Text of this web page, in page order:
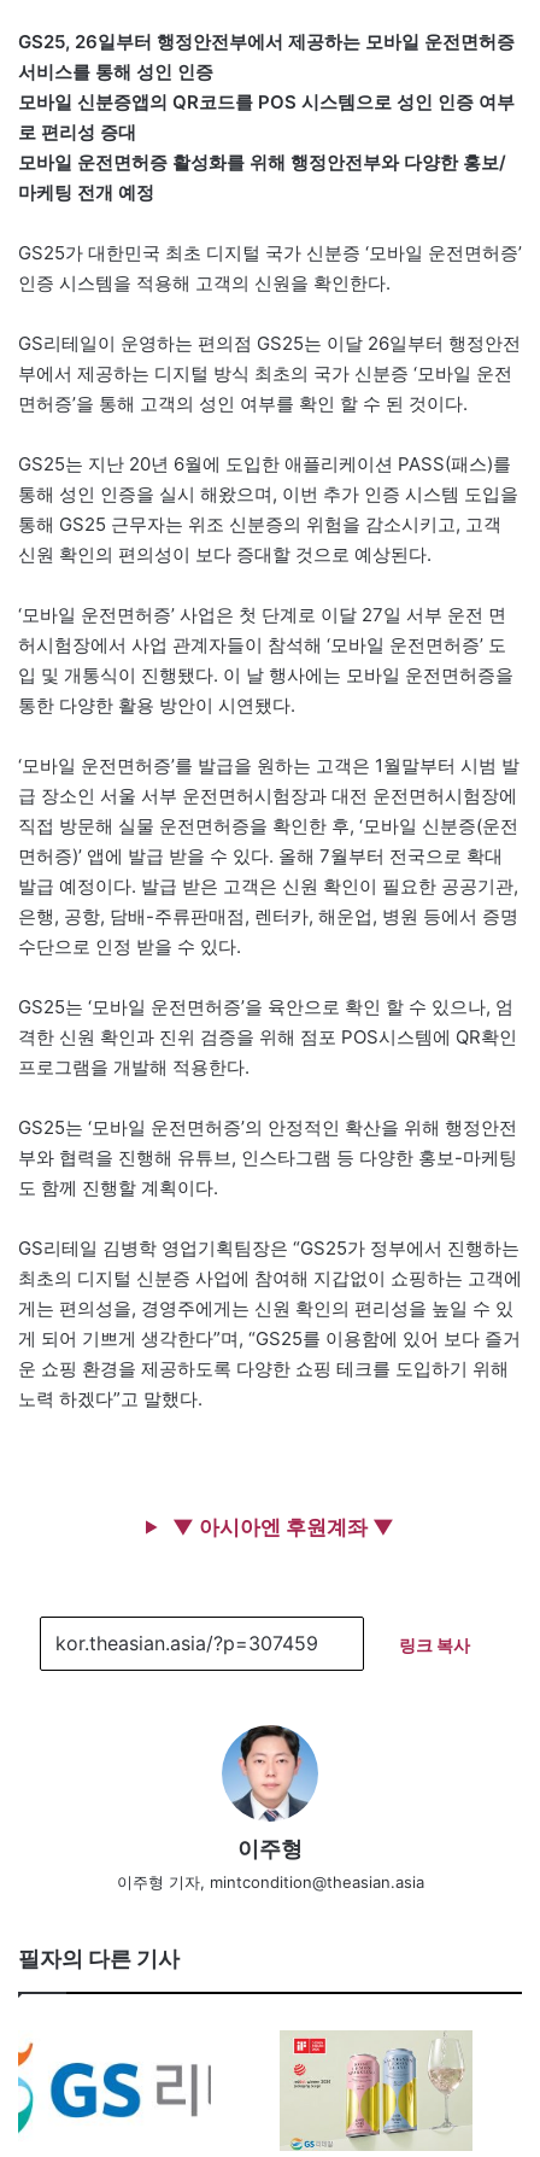
GS25, 26일부터 행정안전부에서 제공하는 모바일 운전면허증
서비스를 통해 성인 인증
모바일 신분증앱의 QR코드를 POS 시스템으로 성인 인증 여부
로 편리성 증대
모바일 운전면허증 활성화를 위해 행정안전부와 다양한 홍보/
마케팅 전개 예정
GS25가 대한민국 최초 디지털 국가 신분증 ‘모바일 운전면허증’
인증 시스템을 적용해 고객의 신원을 확인한다.
GS리테일이 운영하는 편의점 GS25는 이달 26일부터 행정안전
부에서 제공하는 디지털 방식 최초의 국가 신분증 ‘모바일 운전
면허증’을 통해 고객의 성인 여부를 확인 할 수 된 것이다.
GS25는 지난 20년 6월에 도입한 애플리케이션 PASS(패스)를
통해 성인 인증을 실시 해왔으며, 이번 추가 인증 시스템 도입을
통해 GS25 근무자는 위조 신분증의 위험을 감소시키고, 고객
신원 확인의 편의성이 보다 증대할 것으로 예상된다.
‘모바일 운전면허증’ 사업은 첫 단계로 이달 27일 서부 운전 면
허시험장에서 사업 관계자들이 참석해 ‘모바일 운전면허증’ 도
입 및 개통식이 진행됐다. 이 날 행사에는 모바일 운전면허증을
통한 다양한 활용 방안이 시연됐다.
‘모바일 운전면허증’를 발급을 원하는 고객은 1월말부터 시범 발
급 장소인 서울 서부 운전면허시험장과 대전 운전면허시험장에
직접 방문해 실물 운전면허증을 확인한 후, ‘모바일 신분증(운전
면허증)’ 앱에 발급 받을 수 있다. 올해 7월부터 전국으로 확대
발급 예정이다. 발급 받은 고객은 신원 확인이 필요한 공공기관,
은행, 공항, 담배-주류판매점, 렌터카, 해운업, 병원 등에서 증명
수단으로 인정 받을 수 있다.
GS25는 ‘모바일 운전면허증’을 육안으로 확인 할 수 있으나, 엄
격한 신원 확인과 진위 검증을 위해 점포 POS시스템에 QR확인
프로그램을 개발해 적용한다.
GS25는 ‘모바일 운전면허증’의 안정적인 확산을 위해 행정안전
부와 협력을 진행해 유튜브, 인스타그램 등 다양한 홍보-마케팅
도 함께 진행할 계획이다.
GS리테일 김병학 영업기획팀장은 “GS25가 정부에서 진행하는
최초의 디지털 신분증 사업에 참여해 지갑없이 쇼핑하는 고객에
게는 편의성을, 경영주에게는 신원 확인의 편리성을 높일 수 있
게 되어 기쁘게 생각한다”며, “GS25를 이용함에 있어 보다 즐거
운 쇼핑 환경을 제공하도록 다양한 쇼핑 테크를 도입하기 위해
노력 하겠다”고 말했다.
▼ 아시아엔 후원계좌 ▼
링크 복사
이주형
이주형 기자, mintcondition@theasian.asia
필자의 다른 기사